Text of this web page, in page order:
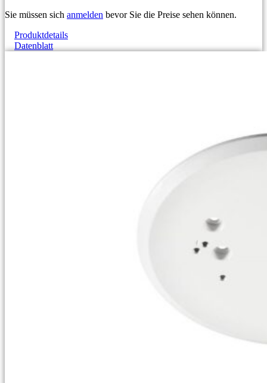
Sie müssen sich anmelden bevor Sie die Preise sehen können.
Produktdetails
Datenblatt